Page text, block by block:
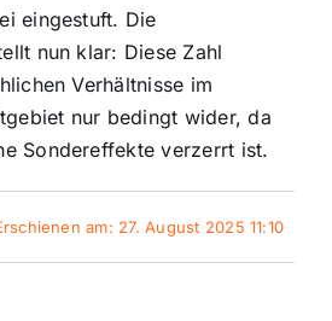
eingestuft. Die
nun klar: Diese Zahl
Verhältnisse im
nur bedingt wider, da
Sondereffekte verzerrt ist.
am: 27. August 2025 11:10